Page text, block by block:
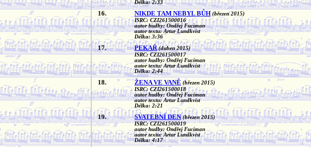
Délka: 2:33
16. NIKDE TAM NEBYL BŮH (březen 2015)
ISRC: CZI261500016
autor hudby: Ondřej Fuciman
autor textu: Artur Lundkvist
Délka: 3:36
17. PEKAŘ (duben 2015)
ISRC: CZI261500017
autor hudby: Ondřej Fuciman
autor textu: Artur Lundkvist
Délka: 2:44
18. ŽENA VE VANĚ (březen 2015)
ISRC: CZI261500018
autor hudby: Ondřej Fuciman
autor textu: Artur Lundkvist
Délka: 2:21
19. SVATEBNÍ DEN (březen 2015)
ISRC: CZI261500019
autor hudby: Ondřej Fuciman
autor textu: Artur Lundkvist
Délka: 4:17